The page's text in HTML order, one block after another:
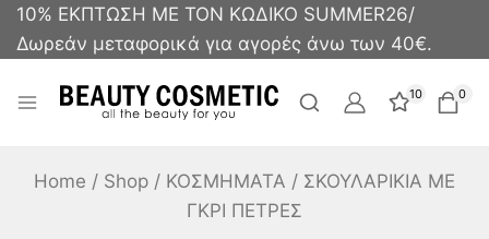
10% ΕΚΠΤΩΣΗ ΜΕ ΤΟΝ ΚΩΔΙΚΟ SUMMER26/
Δωρεάν μεταφορικά για αγορές άνω των 40€.
10 0
Home / Shop / ΚΟΣΜΗΜΑΤΑ / ΣΚΟΥΛΑΡΙΚΙΑ ΜΕ
ΓΚΡΙ ΠΕΤΡΕΣ